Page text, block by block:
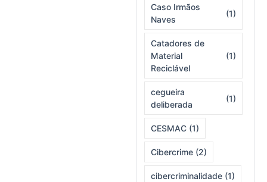
Caso Irmãos
Naves
(1)
Catadores de
Material
Reciclável
(1)
cegueira
deliberada
(1)
CESMAC (1)
Cibercrime (2)
cibercriminalidade (1)